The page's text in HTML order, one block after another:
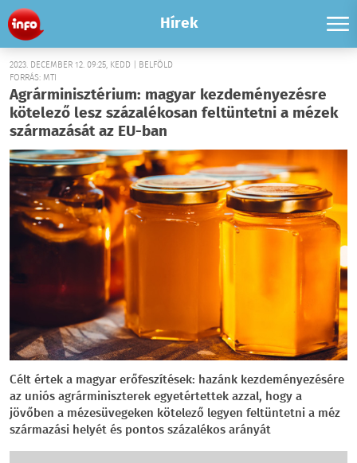
Hírek
2023. DECEMBER 12. 09:25, KEDD | BELFÖLD
FORRÁS: MTI
Agrárminisztérium: magyar kezdeményezésre
kötelező lesz százalékosan feltüntetni a mézek
származását az EU-ban
Célt értek a magyar erőfeszítések: hazánk kezdeményezésére
az uniós agrárminiszterek egyetértettek azzal, hogy a
jövőben a mézesüvegeken kötelező legyen feltüntetni a méz
származási helyét és pontos százalékos arányát